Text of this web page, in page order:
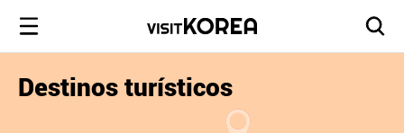
Destinos turísticos